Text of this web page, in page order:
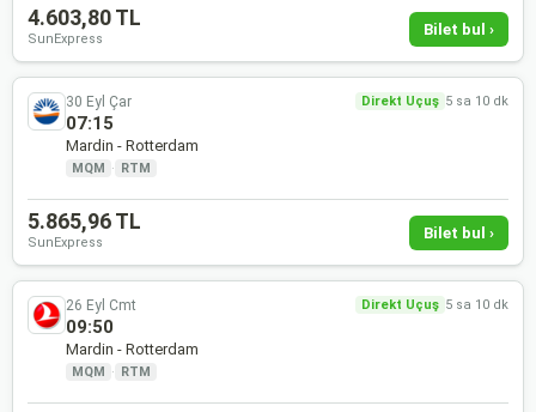
4.603,80 TL
SunExpress
Bilet bul ›
30 Eyl Çar Direkt Uçuş 5 sa 10 dk
07:15
Mardin - Rotterdam
MQM · RTM
5.865,96 TL
SunExpress
Bilet bul ›
26 Eyl Cmt Direkt Uçuş 5 sa 10 dk
09:50
Mardin - Rotterdam
MQM · RTM